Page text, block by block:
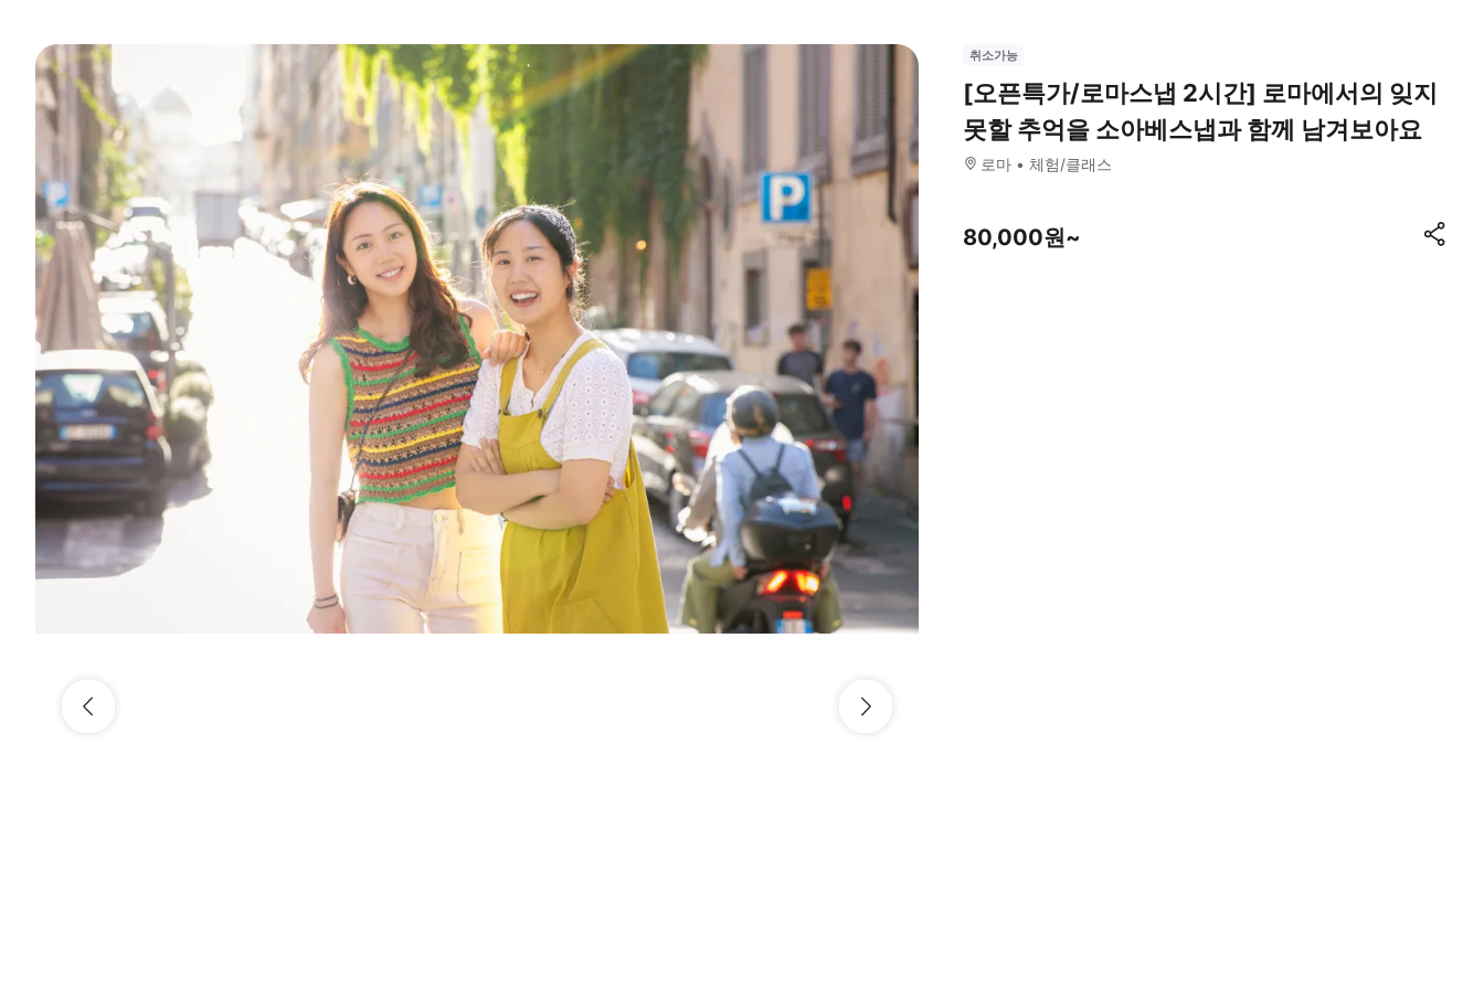
취소가능
[오픈특가/로마스냅 2시간] 로마에서의 잊지
못할 추억을 소아베스냅과 함께 남겨보아요
로마 체험/클래스
80,000원~